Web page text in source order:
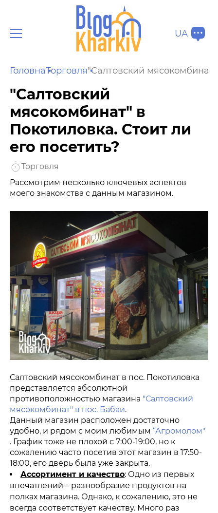
UA
ГоловнаТорговля"Салтовский
"Салтовский
мясокомбинат" в
Покотиловка. Стоит ли
его посетить?
Торговля
Рассмотрим несколько ключевых аспектов
моего знакомства с данным магазином.
Салтовский мясокомбинат в пос. Покотиловка
представляется абсолютной
противоположностью магазина "Салтовский
мясокомбинат" в пос. Бабаи.
Данный магазин расположен достаточно
удобно, и рядом с моим любимым “Агромолом"
. График тоже не плохой с 7:00-19:00, но к
сожалению часто посетив этот магазин в 17:50-
18:00, его дверь была уже закрыта.
Ассортимент и качество: Одно из первых
впечатлений – разнообразие продуктов на
полках магазина. Однако, к сожалению, это не
всегда соответствует качеству. Много раз